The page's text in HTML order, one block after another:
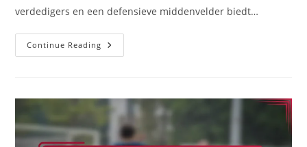
verdedigers en een defensieve middenvelder biedt…
Continue Reading 3-
1-
Organisatie,
Drukzet
Tactieken,
Counteraanvallen